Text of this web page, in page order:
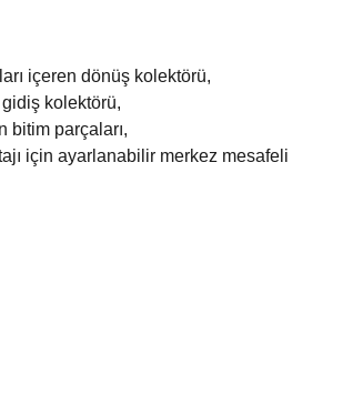
içeren dönüş kolektörü,
gidiş kolektörü,
bitim parçaları,
için ayarlanabilir merkez mesafeli